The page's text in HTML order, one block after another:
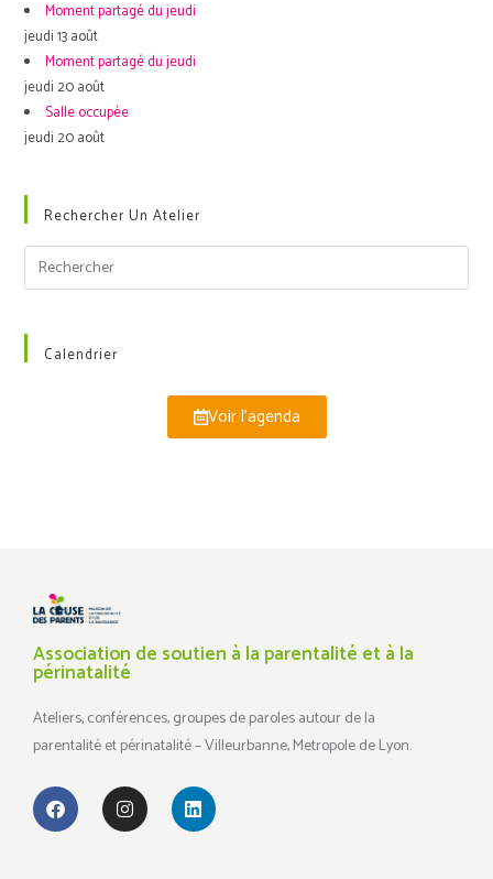
Moment partagé du jeudi
jeudi 13 août
Moment partagé du jeudi
jeudi 20 août
Salle occupée
jeudi 20 août
Rechercher Un Atelier
Calendrier
Voir l'agenda
Association de soutien à la parentalité et à la
périnatalité
Ateliers, conférences, groupes de paroles autour de la
parentalité et périnatalité – Villeurbanne, Metropole de Lyon.